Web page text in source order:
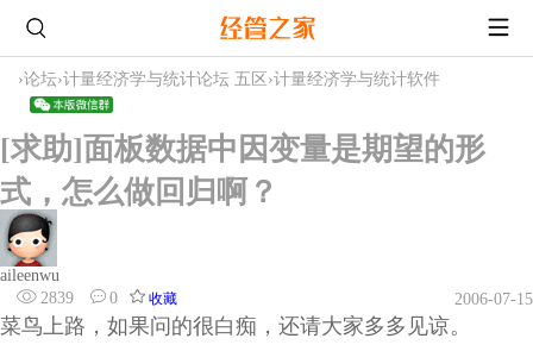
›论坛›计量经济学与统计论坛 五区 ›计量经济学与统计软件
[求助]面板数据中因变量是期望的形
式，怎么做回归啊？
aileenwu
2839
0 收藏 2006-07-15
菜鸟上路，如果问的很白痴，还请大家多多见谅。